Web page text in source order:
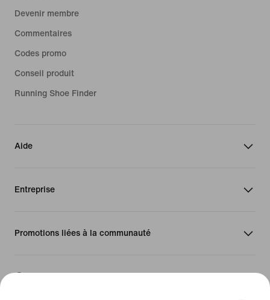
Devenir membre
Commentaires
Codes promo
Conseil produit
Running Shoe Finder
Aide
Entreprise
Promotions liées à la communauté
Suisse